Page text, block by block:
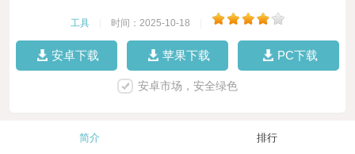
工具 时间：2025-10-18
安卓下载 苹果下载 PC下载
安卓市场，安全绿色
简介 排行